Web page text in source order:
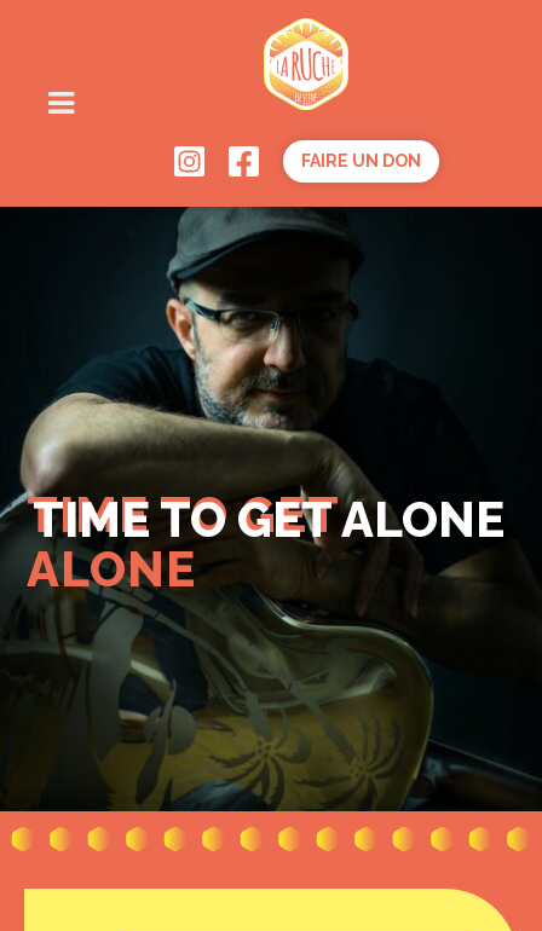
FAIRE UN DON
TIME TO GET ALONE
TIME TO GET
ALONE